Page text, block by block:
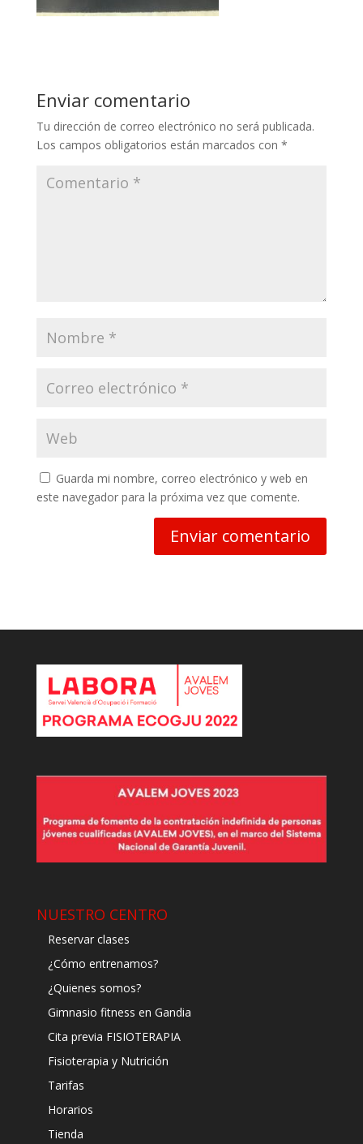
Enviar comentario
Tu dirección de correo electrónico no será publicada.
Los campos obligatorios están marcados con *
Guarda mi nombre, correo electrónico y web en
este navegador para la próxima vez que comente.
NUESTRO CENTRO
Reservar clases
¿Cómo entrenamos?
¿Quienes somos?
Gimnasio fitness en Gandia
Cita previa FISIOTERAPIA
Fisioterapia y Nutrición
Tarifas
Horarios
Tienda